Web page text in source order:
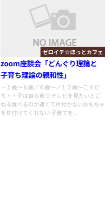
ゼロイチ☆ほっとカフェ
zoom座談会「どんぐり理論と
子育ち理論の親和性」
－１歳～６歳／６歳～／１２歳～こそだ
ち・・子は自ら育つ テレビを見たいとご
ねる食べるのが遅くて片付かないおもちゃ
を片付けてくれない 子育てを...